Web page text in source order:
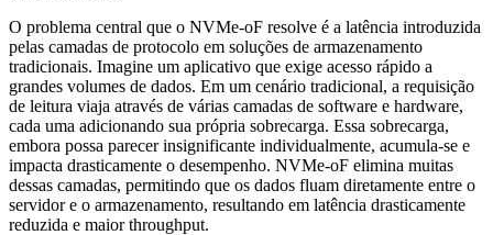
O problema central que o NVMe-oF resolve é a latência introduzida
pelas camadas de protocolo em soluções de armazenamento
tradicionais. Imagine um aplicativo que exige acesso rápido a
grandes volumes de dados. Em um cenário tradicional, a requisição
de leitura viaja através de várias camadas de software e hardware,
cada uma adicionando sua própria sobrecarga. Essa sobrecarga,
embora possa parecer insignificante individualmente, acumula-se e
impacta drasticamente o desempenho. NVMe-oF elimina muitas
dessas camadas, permitindo que os dados fluam diretamente entre o
servidor e o armazenamento, resultando em latência drasticamente
reduzida e maior throughput.